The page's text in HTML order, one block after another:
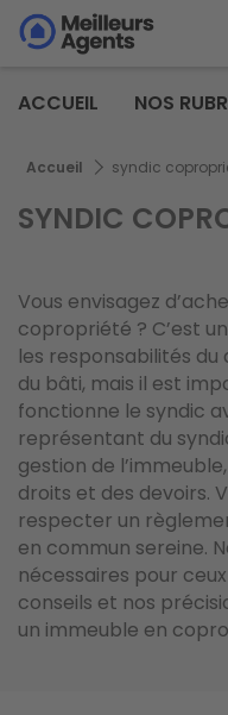
Aller
au
principal
Aller au
principal
Agents
ACCUEIL NOS
Fil d'Ariane
Accueil syndic
SYNDIC
Vous envisagez
copropriété ? C’est
les responsabilités
du bâti, mais il est
fonctionne le syndic
représentant du
gestion de
droits et des devoirs.
respecter un
en commun sereine.
nécessaires pour
conseils et nos
un immeuble en